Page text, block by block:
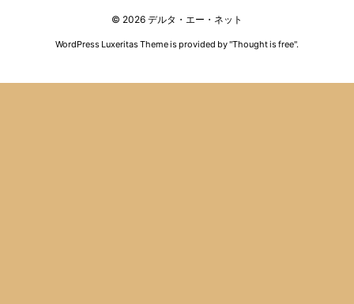
© 2026 デルタ・エー・ネット
WordPress Luxeritas Theme is provided by "Thought is free".